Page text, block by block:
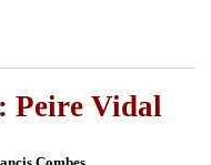
Peire Vidal